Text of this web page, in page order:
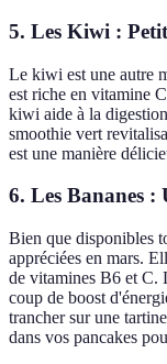
5. Les Kiwi :
Le kiwi est une autre
est riche en vitamine
kiwi aide à la
smoothie vert
est une manière
6. Les Bananes :
Bien que disponibles
appréciées en mars.
de vitamines B6 et C.
coup de boost
trancher sur une
dans vos pancakes